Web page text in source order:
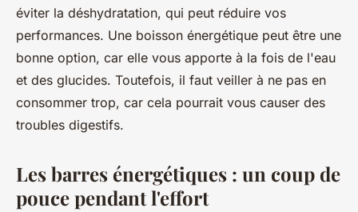
éviter la déshydratation, qui peut réduire vos
performances. Une boisson énergétique peut être une
bonne option, car elle vous apporte à la fois de l'eau
et des glucides. Toutefois, il faut veiller à ne pas en
consommer trop, car cela pourrait vous causer des
troubles digestifs.
Les barres énergétiques : un coup de
pouce pendant l'effort